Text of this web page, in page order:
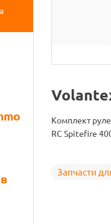
Комплект
RC Spitefire
Запчасти